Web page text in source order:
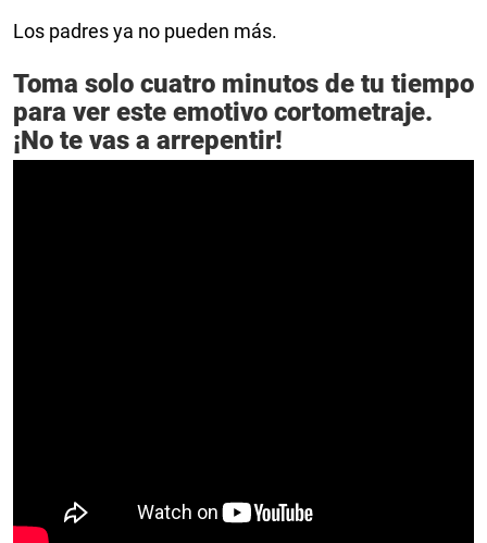
Los padres ya no pueden más.
Toma solo cuatro minutos de tu tiempo
para ver este emotivo cortometraje.
¡No te vas a arrepentir!